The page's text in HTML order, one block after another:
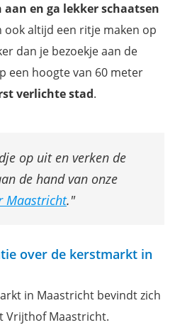
aan en ga lekker schaatsen
ook altijd een ritje maken op
dan je bezoekje aan de
een hoogte van 60 meter
verlichte stad.
op uit en verken de
de hand van onze
Maastricht.
over de kerstmarkt in
in Maastricht bevindt zich
Vrijthof Maastricht.